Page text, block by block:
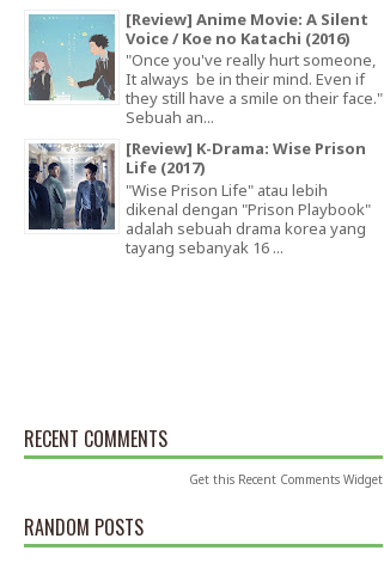
[Review] Anime Movie: A Silent
Voice / Koe no Katachi (2016)
"Once you've really hurt someone,
It always be in their mind. Even if
they still have a smile on their face."
Sebuah an...
[Review] K-Drama: Wise Prison
Life (2017)
"Wise Prison Life" atau lebih
dikenal dengan "Prison Playbook"
adalah sebuah drama korea yang
tayang sebanyak 16 ...
RECENT COMMENTS
Get this Recent Comments Widget
RANDOM POSTS